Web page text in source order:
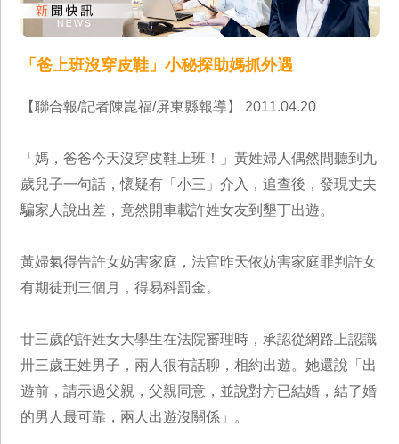
「爸上班沒穿皮鞋」小秘探助媽抓外遇
【聯合報/記者陳崑福/屏東縣報導】 2011.04.20
「媽，爸爸今天沒穿皮鞋上班！」黃姓婦人偶然間聽到九
歲兒子一句話，懷疑有「小三」介入，追查後，發現丈夫
騙家人說出差，竟然開車載許姓女友到墾丁出遊。
黃婦氣得告許女妨害家庭，法官昨天依妨害家庭罪判許女
有期徒刑三個月，得易科罰金。
廿三歲的許姓女大學生在法院審理時，承認從網路上認識
卅三歲王姓男子，兩人很有話聊，相約出遊。她還說「出
遊前，請示過父親，父親同意，並說對方已結婚，結了婚
的男人最可靠，兩人出遊沒關係」。